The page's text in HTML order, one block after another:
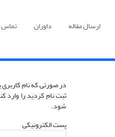
ارسال مقاله داوران تماس
در صورتی که نام
ثبت نام کردید را وارد
شود.
پست الکترونیکی